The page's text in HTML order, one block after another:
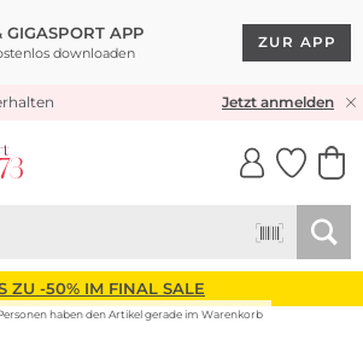
GIGASPORT APP
downloaden
ZUR APP
VERSAND* & RÜCKVERSANDJetzt anmelden
ZU -50% IM FINAL SALE
haben den Artikel gerade im Warenkorb